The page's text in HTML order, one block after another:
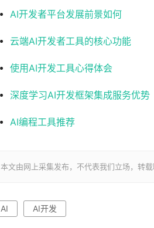
AI开发者平台发展前景如何
云端AI开发者工具的核心功能
使用AI开发工具心得体会
深度学习AI开发框架集成服务优势
AI编程工具推荐
本文由网上采集发布，不代表我们立场，
AI AI开发